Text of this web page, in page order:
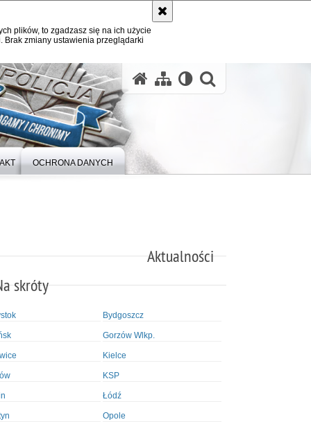
plików, to zgadzasz się na ich użycie
zmiany ustawienia przeglądarki
OCHRONA DANYCH
Aktualności
skróty
Bydgoszcz
Gorzów Wlkp.
Kielce
KSP
Łódź
Opole